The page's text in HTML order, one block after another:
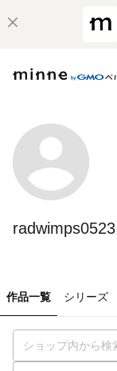
radwimps0523
作品一覧 シリーズ